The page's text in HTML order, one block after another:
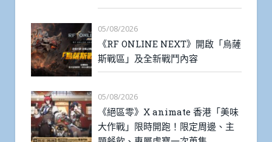
《神之塔：New World》「蓮梨
05/08/2026
斯戰區」及全新戰鬥內容
05/08/2026